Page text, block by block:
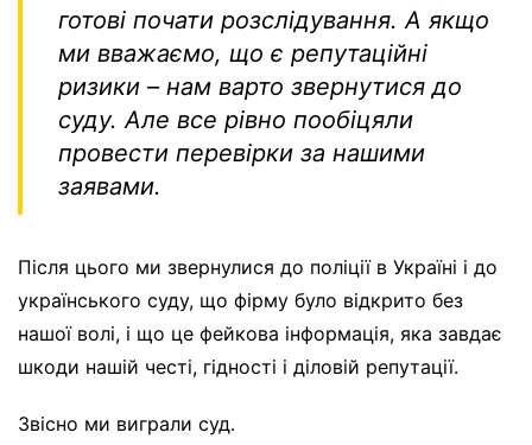
готові почати розслідування. А якщо
ми вважаємо, що є репутаційні
ризики – нам варто звернутися до
суду. Але все рівно пообіцяли
провести перевірки за нашими
заявами.
Після цього ми звернулися до поліції в Україні і до
українського суду, що фірму було відкрито без
нашої волі, і що це фейкова інформація, яка завдає
шкоди нашій честі, гідності і діловій репутації.
Звісно ми виграли суд.